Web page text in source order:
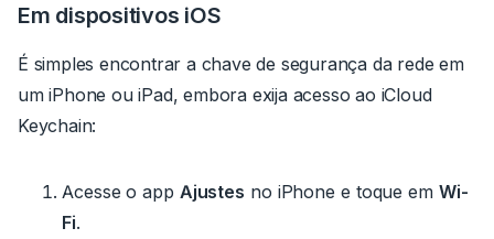
Em dispositivos iOS
É simples encontrar a chave de segurança da rede em
um iPhone ou iPad, embora exija acesso ao iCloud
Keychain:
Acesse o app Ajustes no iPhone e toque em Wi-
Fi.